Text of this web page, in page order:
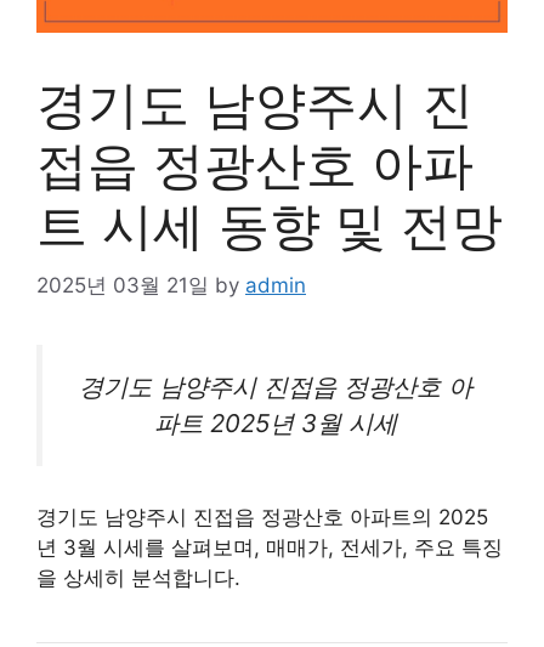
경기도 남양주시 진
접읍 정광산호 아파
트 시세 동향 및 전망
2025년 03월 21일 by admin
경기도 남양주시 진접읍 정광산호 아
파트2025년 3월 시세
경기도 남양주시 진접읍 정광산호 아파트의 2025
년 3월 시세를 살펴보며, 매매가, 전세가, 주요 특징
을 상세히 분석합니다.